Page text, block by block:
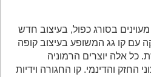
בסורג כפול, בעיצוב חדש
קו גג המשופע בעיצוב קופה
כל אלה יוצרים הרמוניה
והדינמי. קו החגורה וידיות